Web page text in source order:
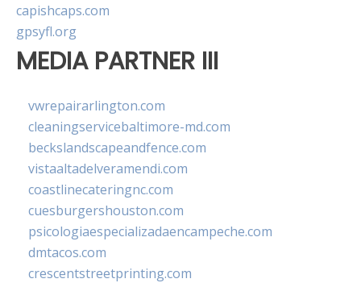
capishcaps.com
gpsyfl.org
MEDIA PARTNER III
vwrepairarlington.com
cleaningservicebaltimore-md.com
beckslandscapeandfence.com
vistaaltadelveramendi.com
coastlinecateringnc.com
cuesburgershouston.com
psicologiaespecializadaencampeche.com
dmtacos.com
crescentstreetprinting.com